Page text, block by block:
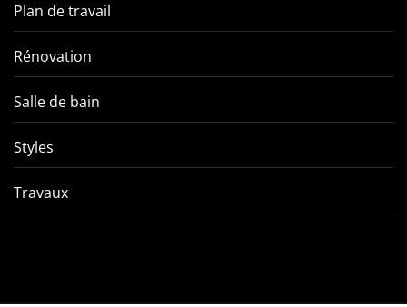
Plan de travail
Rénovation
Salle de bain
Styles
Travaux